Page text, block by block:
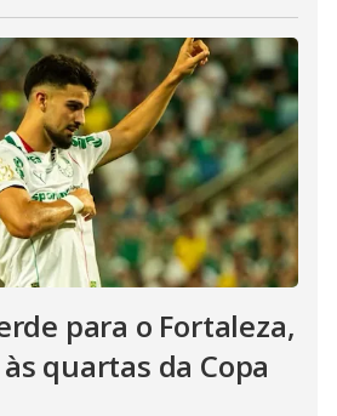
para o Fortaleza,
quartas da Copa